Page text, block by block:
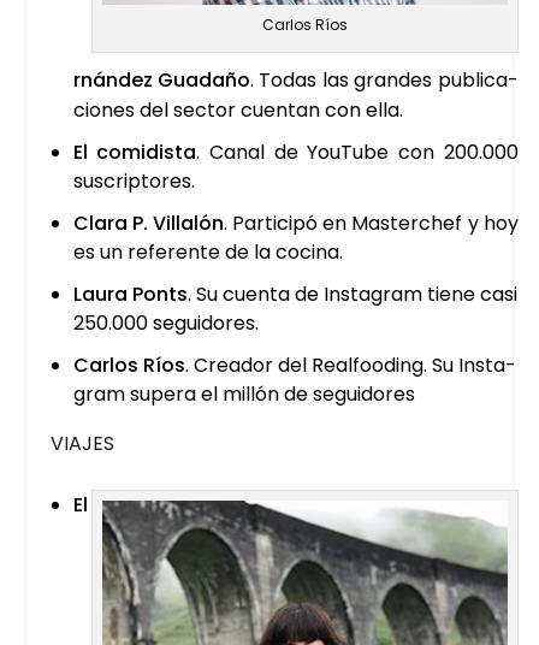
Car­los Ríos
r­nán­dez Gua­da­ño. Todas las gran­des publi­ca­
cio­nes del sec­tor cuen­tan con ella.
El comi­dis­ta. Canal de You­Tu­be con 200.000
sus­crip­to­res.
Cla­ra P. Villa­lón. Par­ti­ci­pó en Mas­ter­chef y hoy
es un refe­ren­te de la coci­na.
Lau­ra Ponts. Su cuen­ta de Ins­ta­gram tie­ne casi
250.000 segui­do­res.
Car­los Ríos. Crea­dor del Real­foo­ding. Su Ins­ta­
gram supera el millón de segui­do­res
VIA­JES
El